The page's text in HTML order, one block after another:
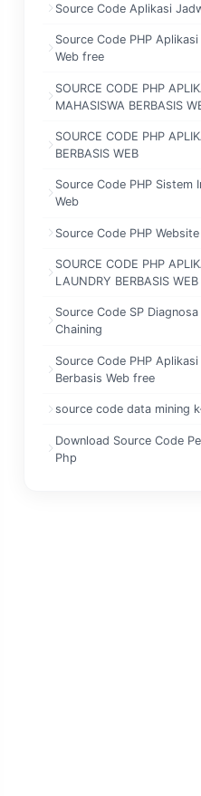
Source Code Aplikasi
Source Code PHP
Web free
SOURCE CODE PHP
MAHASISWA BERBASIS
SOURCE CODE PHP
BERBASIS WEB
Source Code PHP Sistem
Web
Source Code PHP
SOURCE CODE PHP
LAUNDRY BERBASIS WEB
Source Code SP
Chaining
Source Code PHP
Berbasis Web free
source code data mining
Download Source Code
Php